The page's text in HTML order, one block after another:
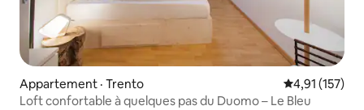
Appartement · Trento Note
4,91 (157)
Loft confortable à quelques pas du Duomo – Le Bleu